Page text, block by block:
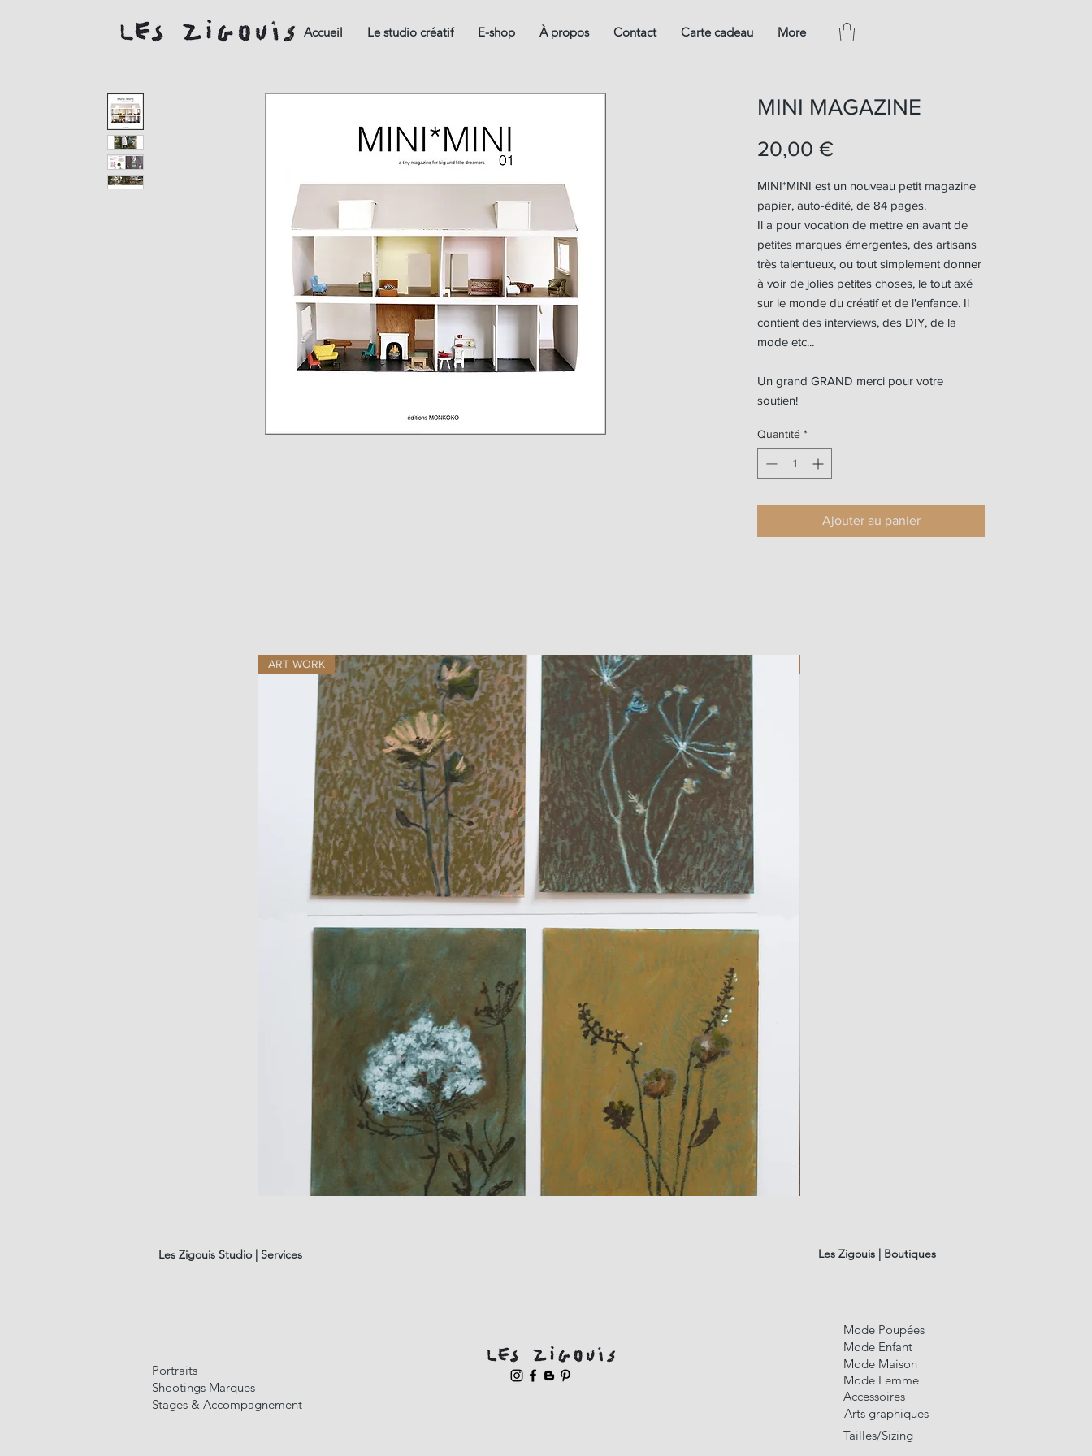
Accueil Le studio créatif E-shop À propos Contact Carte cadeau More
MINI MAGAZINE
20,00 €
MINI*MINI est un nouveau petit magazine
papier, auto-édité, de 84 pages.
Il a pour vocation de mettre en avant de
petites marques émergentes, des artisans
très talentueux, ou tout simplement donner
à voir de jolies petites choses, le tout axé
sur le monde du créatif et de l'enfance. Il
contient des interviews, des DIY, de la
mode etc...
Un grand GRAND merci pour votre
soutien!
Quantité *
Ajouter au panier
ART WORK
Les Zigouis Studio | Services Les Zigouis | Boutiques
Mode Poupées
Portraits
Shootings Marques
Stages & Accompagnement
Mode Enfant
Mode Maison
Mode Femme
Accessoires
Arts graphiques
Tailles/Sizing